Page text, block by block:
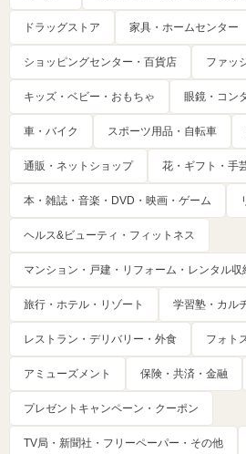
ドラッグストア 家具・ホームセンター
ショッピングセンター・百貨店 ファッ
キッズ・ベビー・おもちゃ 眼鏡・コン
車・バイク スポーツ用品・自転車
通販・ネットショップ 花・ギフト・手
本・雑誌・音楽・DVD・映画・ゲーム
ヘルス&ビューティ・フィットネス
マンション・戸建・リフォーム・レンタル収
旅行・ホテル・リゾート 学習塾・カル
レストラン・デリバリー・外食 フォト
アミューズメント 保険・共済・金融
プレゼントキャンペーン・クーポン
TV局・新聞社・フリーペーパー・その他